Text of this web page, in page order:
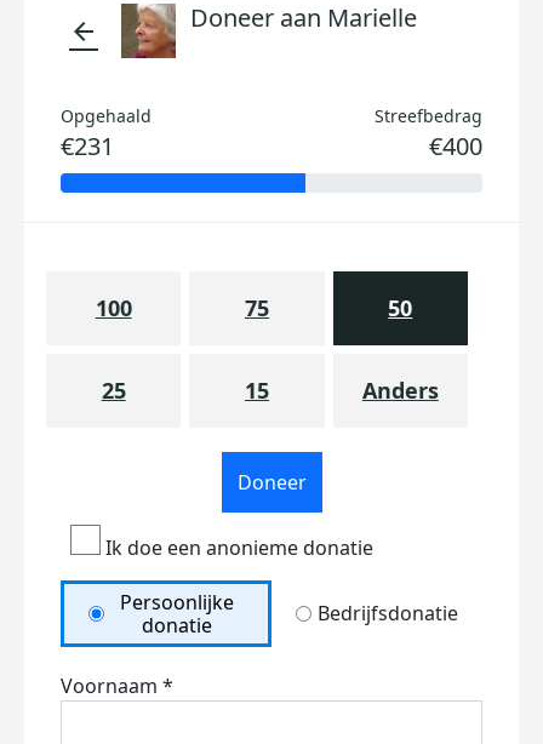
arrow_back Doneer aan Marielle
Opgehaald
€231
Streefbedrag
€400
100 75 50
25 15 Anders
Doneer
Ik doe een anonieme donatie
Persoonlijke
donatie
Bedrijfsdonatie
Voornaam *